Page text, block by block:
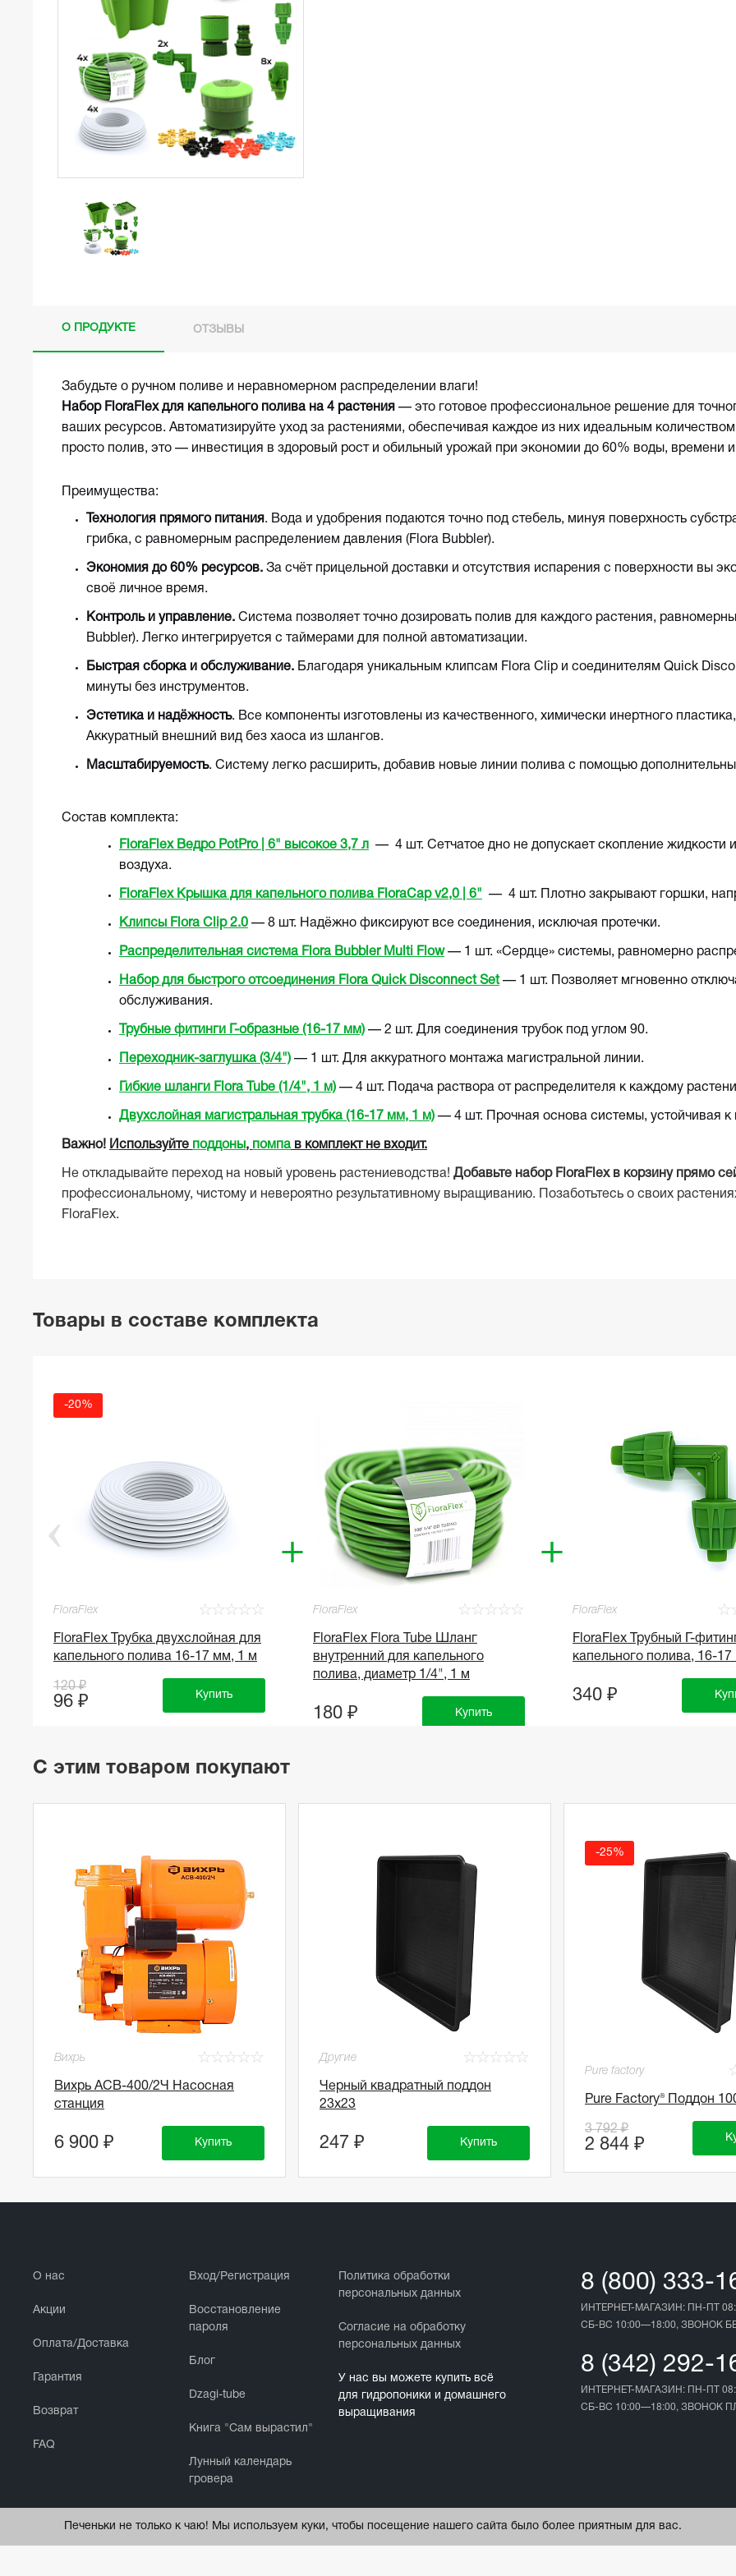
О ПРОДУКТЕ ОТЗЫВЫ
Забудьте о ручном поливе и неравномерном распределении влаги!
Набор FloraFlex для капельного полива на 4 растения — это готовое профессиональное решение для
ваших ресурсов. Автоматизируйте уход за растениями, обеспечивая каждое из них идеальным
просто полив, это — инвестиция в здоровый рост и обильный урожай при экономии до 60% воды, времени
Преимущества:
Технология прямого питания . Вода и удобрения подаются точно под стебель, минуя поверхность
грибка, с равномерным распределением давления (Flora Bubbler).
Экономия до 60% ресурсов. За счёт прицельной доставки и отсутствия испарения с поверхности вы
своё личное время.
Контроль и управление. Система позволяет точно дозировать полив для каждого растения,
Bubbler). Легко интегрируется с таймерами для полной автоматизации.
Быстрая сборка и обслуживание. Благодаря уникальным клипсам Flora Clip и соединителям Quick
минуты без инструментов.
Эстетика и надёжность. Все компоненты изготовлены из качественного, химически инертного
Аккуратный внешний вид без хаоса из шлангов.
Масштабируемость. Систему легко расширить, добавив новые линии полива с помощью
Состав комплекта:
FloraFlex Ведро PotPro | 6" высокое 3,7 л
— 4 шт. Сетчатое дно не допускает скопление жидкости
воздуха.
FloraFlex Крышка для капельного полива FloraCap v2,0 | 6" — 4 шт. Плотно закрывают горшки,
Клипсы Flora Clip 2.0 — 8 шт. Надёжно фиксируют все соединения, исключая протечки.
Распределительная система Flora Bubbler Multi Flow— 1 шт. «Сердце» системы, равномерно
Набор для быстрого отсоединения Flora Quick Disconnect Set— 1 шт. Позволяет мгновенно
обслуживания.
Трубные фитинги Г-образные (16-17 мм) — 2 шт. Для соединения трубок под углом 90.
Переходник-заглушка (3/4") — 1 шт. Для аккуратного монтажа магистральной линии.
Гибкие шланги Flora Tube (1/4", 1 м) — 4 шт. Подача раствора от распределителя к каждому
Двухслойная магистральная трубка (16-17 мм, 1 м) — 4 шт. Прочная основа системы, устойчивая к
Важно! Используйте поддоны , помпа в комплект не входит.
Не откладывайте переход на новый уровень растениеводства! Добавьте набор FloraFlex в корзину прямо
профессиональному, чистому и невероятно результативному выращиванию. Позаботьтесь о своих
FloraFlex.
Товары в составе комплекта
-20%
FloraFlex ☆
☆
☆
☆
☆
FloraFlex Трубка двухслойная для
капельного полива 16-17 мм, 1 м
120 ₽
96 ₽ Купить
+
FloraFlex ☆
☆
☆
☆
☆
FloraFlex Flora Tube Шланг
внутренний для капельного
полива, диаметр 1/4", 1 м
180 ₽ Купить
+
FloraFlex ☆
FloraFlex Трубный Г-
капельного полива, 16-17
340 ₽
С этим товаром покупают
Вихрь ☆
☆
☆
☆
☆
Вихрь АСВ-400/2Ч Насосная
станция
6 900 ₽ Купить
Другие ☆
☆
☆
☆
☆
Черный квадратный поддон
23х23
247 ₽ Купить
-25%
Pure factory
Pure Factory® Поддон
3 792 ₽
2 844 ₽
О нас
Акции
Оплата/Доставка
Гарантия
Возврат
FAQ
Вход/Регистрация
Восстановление
пароля
Блог
Dzagi-tube
Книга "Сам вырастил"
Лунный календарь
гровера
Политика обработки
персональных данных
Cогласие на обработку
персональных данных
У нас вы можете купить всё
для гидропоники и домашнего
выращивания
8 (800) 333-
ИНТЕРНЕТ-МАГАЗИН: ПН-ПТ
СБ-ВС 10:00—18:00, ЗВОНОК
8 (342) 292-
ИНТЕРНЕТ-МАГАЗИН: ПН-ПТ
СБ-ВС 10:00—18:00, ЗВОНОК
Печеньки не только к чаю! Мы используем куки, чтобы посещение нашего сайта было более приятным для вас.